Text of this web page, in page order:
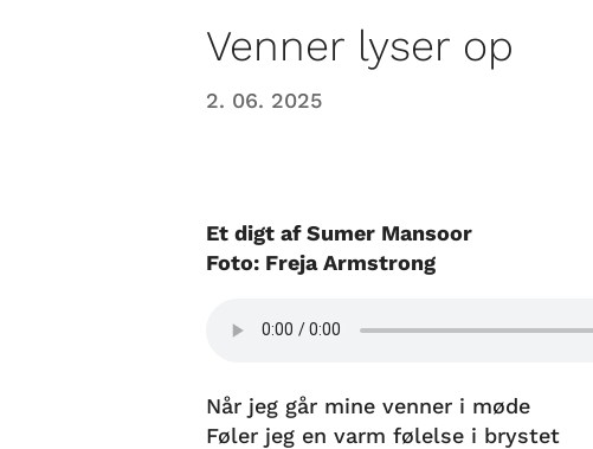
Venner lyser op
2. 06. 2025
Et digt af Sumer Mansoor
Foto: Freja Armstrong
Når jeg går mine venner i møde
Føler jeg en varm følelse i brystet